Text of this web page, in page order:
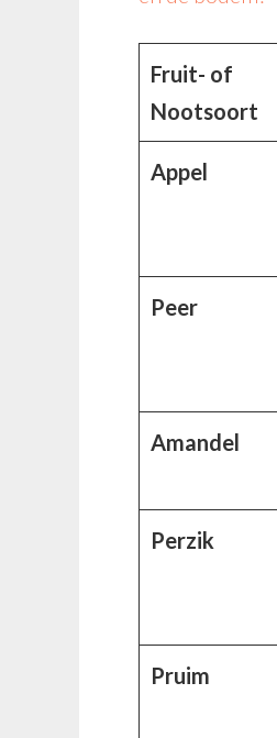
Fruit- of
Nootsoort
Appel
Peer
Amandel
Perzik
Pruim